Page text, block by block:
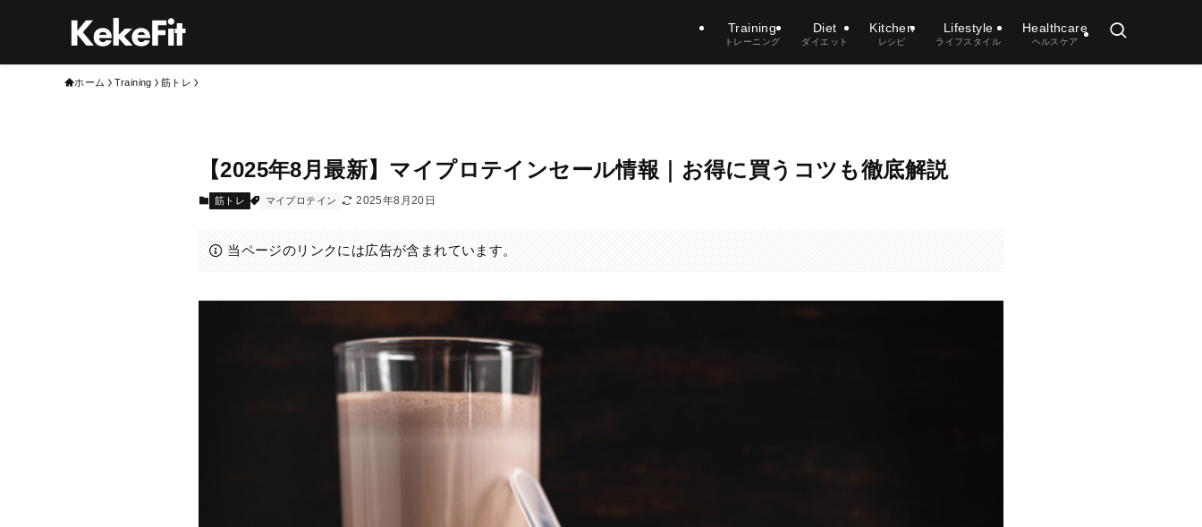
Training
トレーニング
Diet
ダイエット
Kitchen
レシピ
Lifestyle
ライフスタイル
Healthcare
ヘルスケア
ホーム Training 筋トレ
【2025年8月最新】マイプロテインセール情報｜お得に買うコツも徹底解説
筋トレ マイプロテイン 2025年8月20日
当ページのリンクには広告が含まれています。